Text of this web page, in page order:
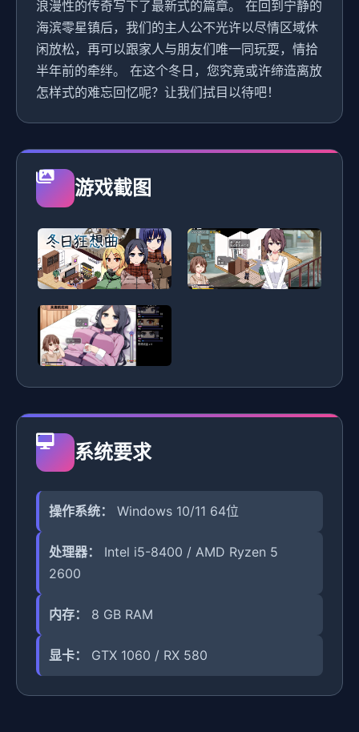
浪漫性的传奇写下了最新式的篇章。 在回到宁静的
海滨零星镇后，我们的主人公不光许以尽情区域休
闲放松，再可以跟家人与朋友们唯一同玩耍，情拾
半年前的牵绊。 在这个冬日，您究竟或许缔造离放
怎样式的难忘回忆呢？让我们拭目以待吧！
游戏截图
系统要求
操作系统： Windows 10/11 64位
处理器：
Intel i5-8400 / AMD Ryzen 5
2600
内存： 8 GB RAM
显卡： GTX 1060 / RX 580